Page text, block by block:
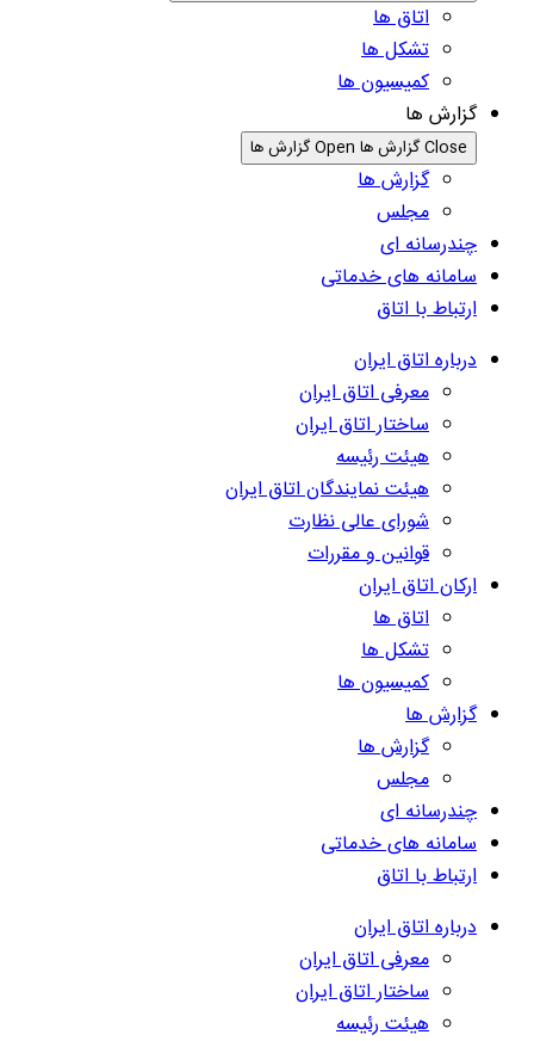
اتاق ها
تشکل ها
کمیسیون ها
گزارش ها
Close گزارش ها Open گزارش ها
گزارش ها
مجلس
چندرسانه ای
سامانه های خدماتی
ارتباط با اتاق
درباره اتاق ایران
معرفی اتاق ایران
ساختار اتاق ایران
هیئت رئیسه
هیئت نمایندگان اتاق ایران
شورای عالی نظارت
قوانین و مقررات
ارکان اتاق ایران
اتاق ها
تشکل ها
کمیسیون ها
گزارش ها
گزارش ها
مجلس
چندرسانه ای
سامانه های خدماتی
ارتباط با اتاق
درباره اتاق ایران
معرفی اتاق ایران
ساختار اتاق ایران
هیئت رئیسه